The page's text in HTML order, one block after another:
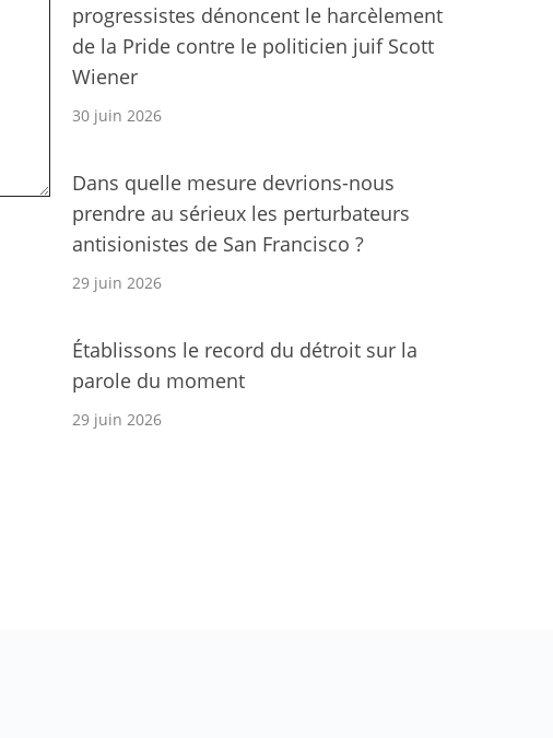
progressistes dénoncent le harcèlement
de la Pride contre le politicien juif Scott
Wiener
30 juin 2026
Dans quelle mesure devrions-nous
prendre au sérieux les perturbateurs
antisionistes de San Francisco ?
29 juin 2026
Établissons le record du détroit sur la
parole du moment
29 juin 2026